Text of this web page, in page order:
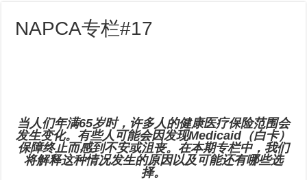
NAPCA专栏#17
当人们年满65岁时，许多人的健康医疗保险范围会
发生变化。有些人可能会因发现Medicaid（白卡）
保障终止而感到不安或沮丧。在本期专栏中，我们
将解释这种情况发生的原因以及可能还有哪些选
择。